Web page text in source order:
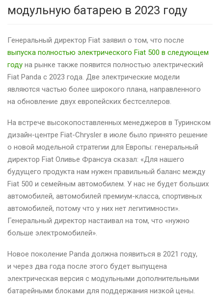
модульную батарею в 2023 году
Генеральный директор Fiat заявил о том, что после
выпуска полностью электрического Fiat 500 в следующем
году на рынке также появится полностью электрический
Fiat Panda с 2023 года. Две электрические модели
являются частью более широкого плана, направленного
на обновление двух европейских бестселлеров.
На встрече высокопоставленных менеджеров в Туринском
дизайн-центре Fiat-Chrysler в июле было принято решение
о новой модельной стратегии для Европы: генеральный
директор Fiat Оливье Франсуа сказал: «Для нашего
будущего продукта нам нужен правильный баланс между
Fiat 500 и семейным автомобилем. У нас не будет больших
автомобилей, автомобилей премиум-класса, спортивных
автомобилей, потому что у них нет легитимности».
Генеральный директор настаивал на том, что «нужно
больше электромобилей».
Новое поколение Panda должна появиться в 2021 году,
и через два года после этого будет выпущена
электрическая версия с модульными дополнительными
батарейными блоками для поддержания низкой цены.